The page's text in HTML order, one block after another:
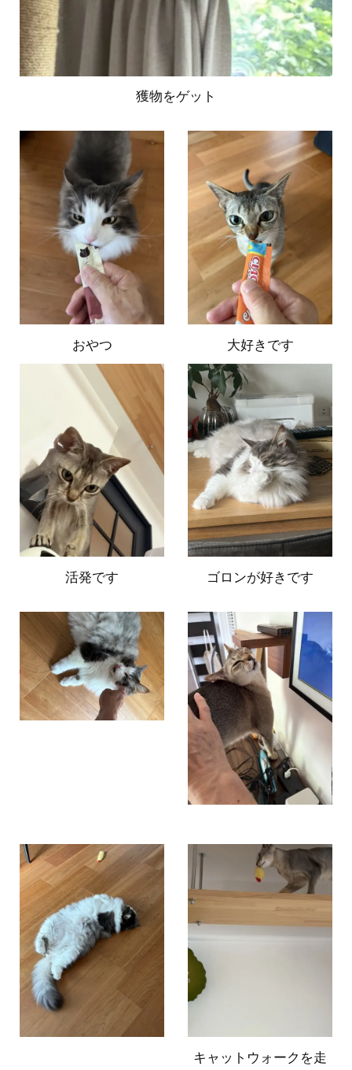
獲物をゲット
おやつ 大好きです
活発です ゴロンが好きです
キャットウォークを走